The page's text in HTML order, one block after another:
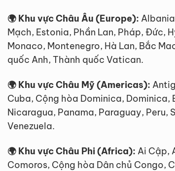
🌍 Khu vực Châu Âu (Europe):
Mạch, Estonia, Phần Lan, Pháp, Đức,
Monaco, Montenegro, Hà Lan, Bắc
quốc Anh, Thành quốc Vatican.
🌍 Khu vực Châu Mỹ (Americas):
Cuba, Cộng hòa Dominica, Dominica,
Nicaragua, Panama, Paraguay, Peru,
Venezuela.
🌍 Khu vực Châu Phi (Africa): Ai Cập,
Comoros, Cộng hòa Dân chủ Congo,